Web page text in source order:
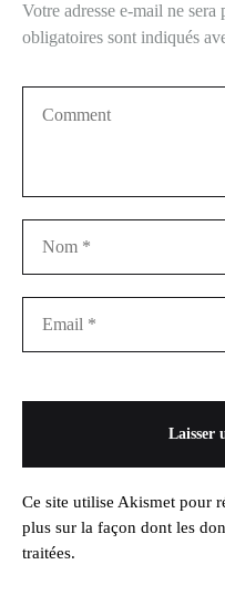
Votre adresse e-mail ne sera
obligatoires sont indiqués
Ce site utilise Akismet pour
plus sur la façon dont les
traitées.